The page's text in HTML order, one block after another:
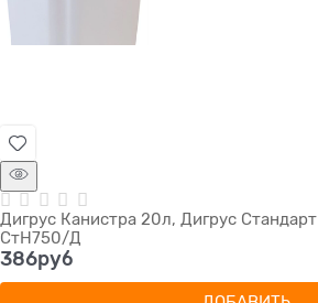
Дигрус Канистра 20л, Дигрус
СтН750/Д
386руб